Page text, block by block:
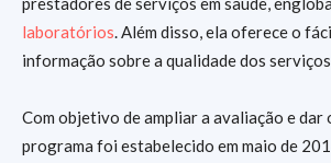
laboratórios. Além disso, ela oferece o
informação sobre a qualidade dos
Com objetivo de ampliar a avaliação e dar
programa foi estabelecido em maio de